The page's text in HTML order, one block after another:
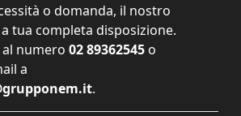
o domanda, il nostro
tua completa disposizione.
numero 02 89362545 o
a
.